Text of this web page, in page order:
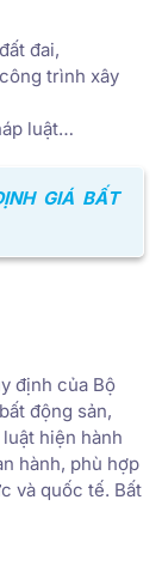
đai,
trình xây
luật…
GIÁ BẤT
định của Bộ
động sản,
hiện hành
hành, phù hợp
và quốc tế. Bất